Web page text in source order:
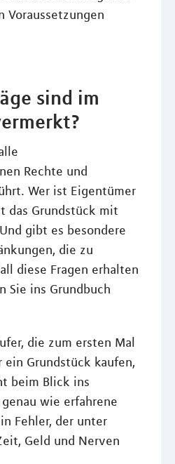
Voraussetzungen
sind im
Rechte und
Wer ist Eigentümer
das Grundstück mit
gibt es besondere
die zu
diese Fragen erhalten
Sie ins Grundbuch
die zum ersten Mal
Grundstück kaufen,
beim Blick ins
wie erfahrene
Fehler, der unter
Geld und Nerven